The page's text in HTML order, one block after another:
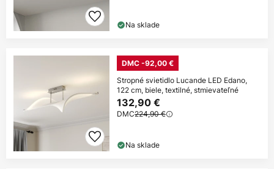
Na sklade
DMC -92,00 €
Stropné svietidlo Lucande LED Edano,
122 cm, biele, textilné, stmievateľné
132,90 €
DMC224,90 €
Na sklade